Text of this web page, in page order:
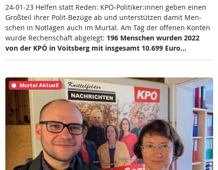
24-01-23 Hel­fen statt Re­den: KPÖ-Po­li­ti­ker:in­nen ge­ben ei­nen
Groß­teil ih­rer Po­lit-Be­zü­ge ab und un­ter­stüt­zen da­mit Men­
schen in Not­la­gen auch im Mur­tal. Am Tag der of­fe­nen Kon­ten
wur­de Re­chen­schaft ab­ge­legt: 196 Men­schen wur­den 2022
von der KPÖ in Voits­berg mit ins­ge­s­amt 10.699 Eu­ro…
Murtal Aktuell